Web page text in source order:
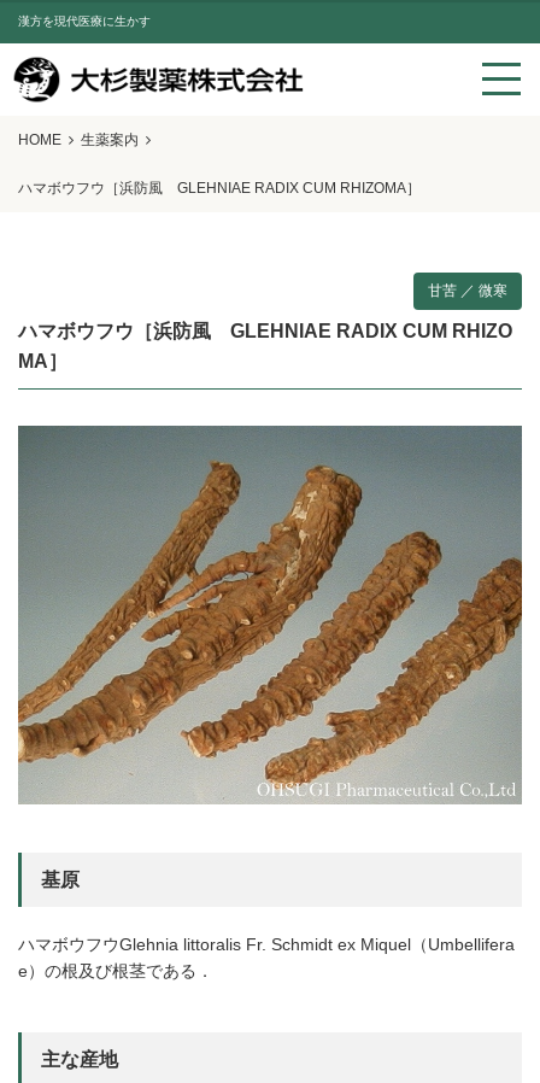
漢方を現代医療に生かす
HOME 生薬案内
ハマボウフウ［浜防風 GLEHNIAE RADIX CUM RHIZOMA］
甘苦 ／ 微寒
ハマボウフウ［浜防風 GLEHNIAE RADIX CUM RHIZO
MA］
基原
ハマボウフウGlehnia littoralis Fr. Schmidt ex Miquel（Umbellifera
e）の根及び根茎である．
主な産地